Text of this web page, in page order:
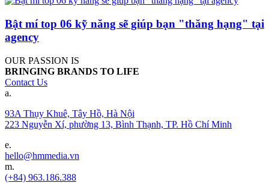
Bật mí top 06 kỹ năng sẽ giúp bạn "thăng hạng" tại
agency
OUR PASSION IS
BRINGING BRANDS TO LIFE
Contact Us
a.
93A Thụy Khuê, Tây Hồ, Hà Nội
223 Nguyễn Xí, phường 13, Bình Thạnh, TP. Hồ Chí Minh
e.
hello@hmmedia.vn
m.
(+84) 963.186.388